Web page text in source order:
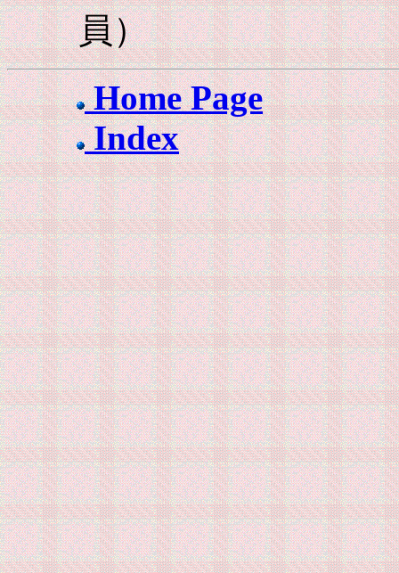
員）
Home Page
Index